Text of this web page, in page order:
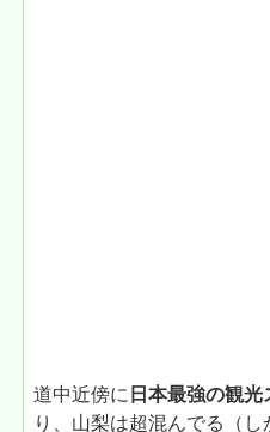
道中近傍に 日本最強の観光
り、山梨は超混んでる（